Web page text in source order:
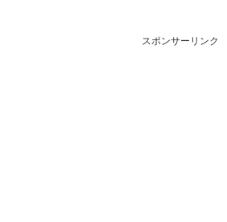
スポンサーリンク